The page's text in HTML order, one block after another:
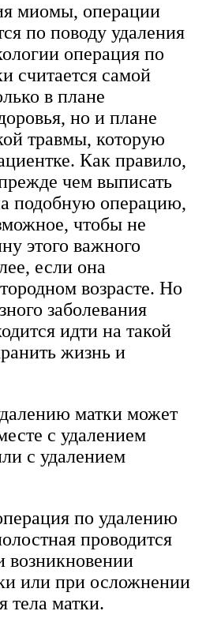
миомы, операции
по поводу удаления
операция по
считается самой
в плане
но и плане
травмы, которую
Как правило,
чем выписать
подобную операцию,
чтобы не
этого важного
если она
возрасте. Но
заболевания
идти на такой
жизнь и
матки может
с удалением
с удалением
по удалению
проводится
возникновении
или при осложнении
тела матки.